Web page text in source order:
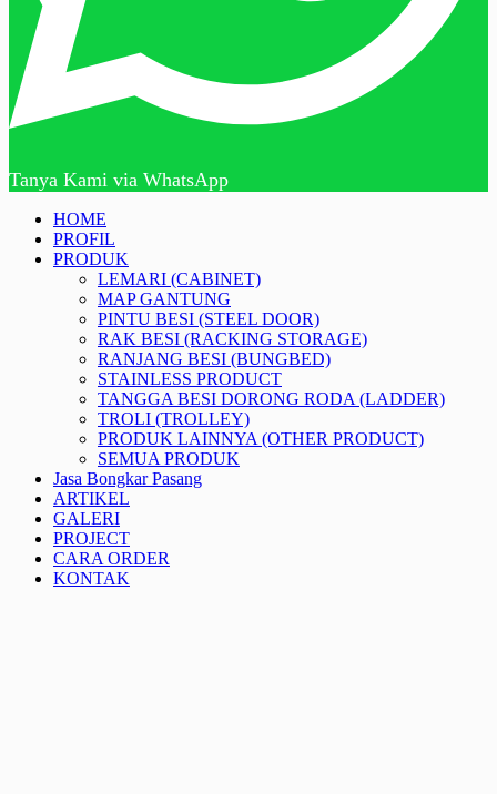
Tanya Kami via WhatsApp
HOME
PROFIL
PRODUK
LEMARI (CABINET)
MAP GANTUNG
PINTU BESI (STEEL DOOR)
RAK BESI (RACKING STORAGE)
RANJANG BESI (BUNGBED)
STAINLESS PRODUCT
TANGGA BESI DORONG RODA (LADDER)
TROLI (TROLLEY)
PRODUK LAINNYA (OTHER PRODUCT)
SEMUA PRODUK
Jasa Bongkar Pasang
ARTIKEL
GALERI
PROJECT
CARA ORDER
KONTAK